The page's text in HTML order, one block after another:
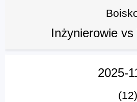
Inżynierowie vs
2025-
(12)